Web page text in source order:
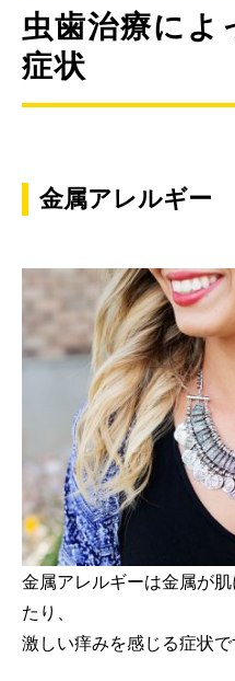
虫歯治療によ
症状
金属アレルギー
金属アレルギーは金属が
たり、
激しい痒みを感じる症状で